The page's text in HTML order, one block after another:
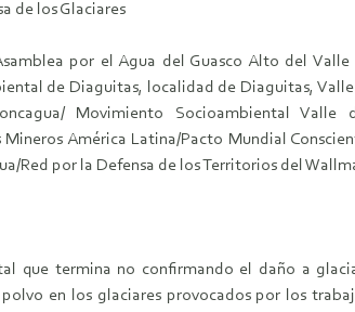
de los Glaciares
por el Agua del Guasco Alto del
de Diaguitas, localidad de Diaguitas,
Movimiento Socioambiental
América Latina/Pacto Mundial
Red por la Defensa de los Territorios del
que termina no confirmando el daño a
en los glaciares provocados por los